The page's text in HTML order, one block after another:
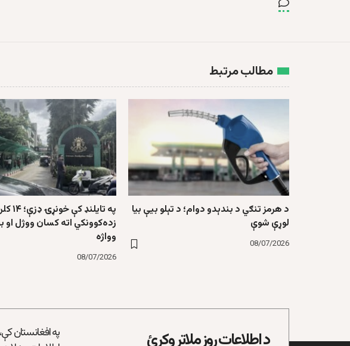
مطالب مرتبط
د هرمز تنګي د بندېدو دوام؛ د تېلو بیې بیا
لوړې شوې
08/07/2026
په تایلنډ کې
زده‌کوونکي اته کسان ووژل او
وواژه
08/07/2026
د اطلاعات روز ملاتړ وکړئ
په افغانستان